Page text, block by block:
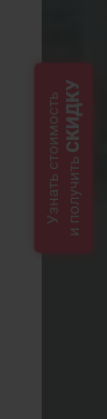
Узнать стоимостьи получить
СКИДКУ